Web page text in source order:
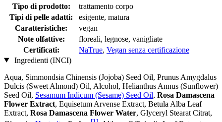
Tipo di prodotto:
trattamento corpo
Tipi di pelle adatti:
esigente, matura
Caratteristiche:
vegan
Note olfattive:
floreali, legnose, vanigliate
Certificati:
NaTrue, Vegan senza certificazione
Ingredienti (INCI)
Aqua, Simmondsia Chinensis (Jojoba) Seed Oil, Prunus Amygdalus
Dulcis (Sweet Almond) Oil, Alcohol, Helianthus Annus (Sunflower)
Seed Oil, Sesamum Indicum (Sesame) Seed Oil, Rosa Damascena
Flower Extract, Equisetum Arvense Extract, Betula Alba Leaf
Extract, Rosa Damascena Flower Water, Glyceryl Stearat Citrat,